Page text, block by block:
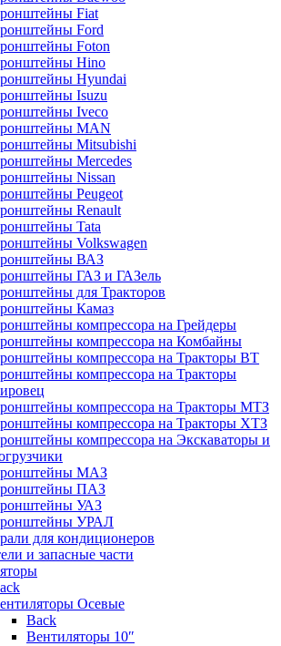
Fiat
Ford
Foton
Hino
Hyundai
Isuzu
Iveco
MAN
Mitsubishi
Mеrcedes
Nissan
Peugeot
Renault
Tata
Volkswagen
ВАЗ
ГАЗ и ГАЗель
для Тракторов
Камаз
компрессора на Грейдеры
компрессора на Комбайны
компрессора на Тракторы ВТ
компрессора на Тракторы
компрессора на Тракторы МТЗ
компрессора на Тракторы ХТЗ
компрессора на Экскаваторы и
МАЗ
ПАЗ
УАЗ
УРАЛ
для кондиционеров
и запасные части
Осевые
Back
Вентиляторы 10″